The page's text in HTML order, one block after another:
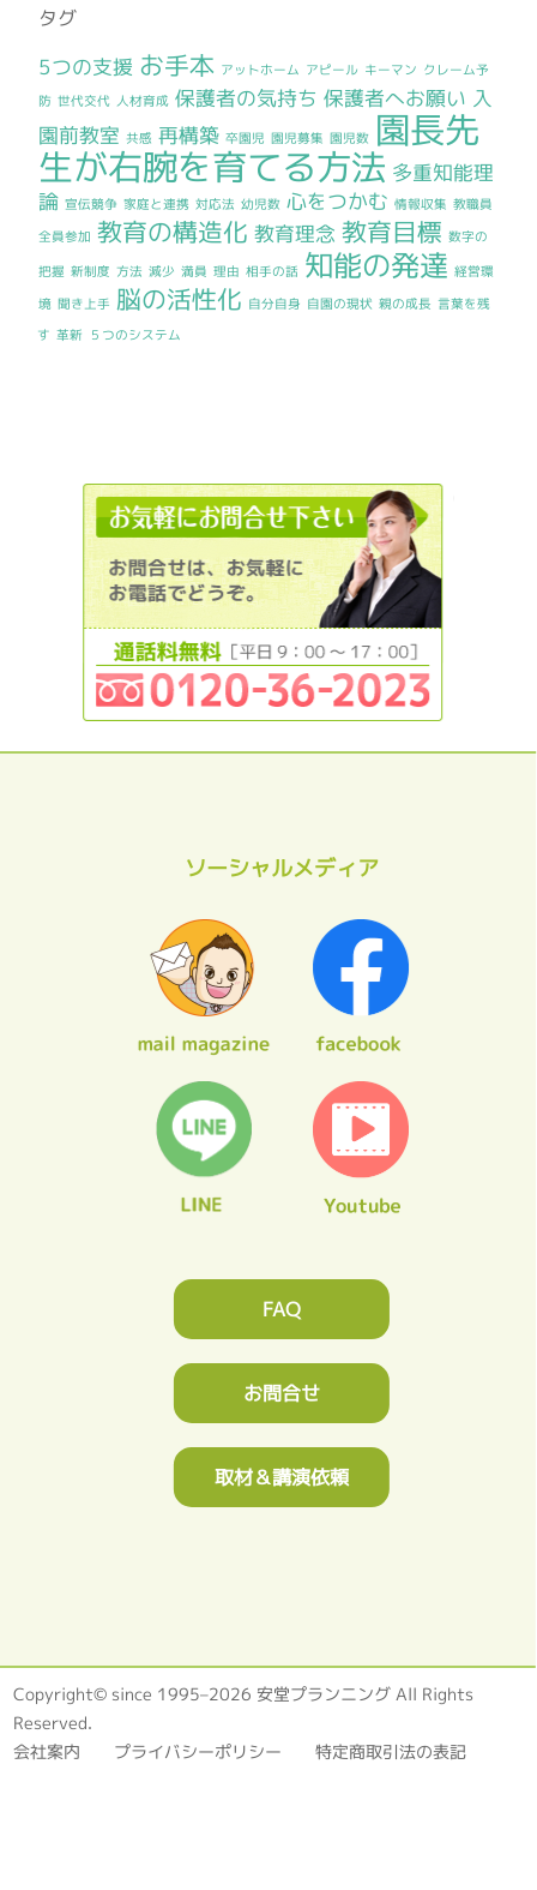
タグ
5つの支援 お手本 アットホーム アピール キーマン クレーム予
防 世代交代 人材育成 保護者の気持ち 保護者へお願い 入
園前教室 共感 再構築 卒園児 園児募集 園児数 園長先
生が右腕を育てる方法 多重知能理
論 宣伝競争 家庭と連携 対応法 幼児数 心をつかむ 情報収集 教職員
全員参加 教育の構造化 教育理念 教育目標 数字の
把握 新制度 方法 減少 満員 理由 相手の話 知能の発達 経営環
境 聞き上手 脳の活性化 自分自身 自園の現状 親の成長 言葉を残
す 革新 ５つのシステム
ソーシャルメディア
FAQ
お問合せ
取材＆講演依頼
Copyright© since 1995–2026 安堂プランニング All Rights
Reserved.
会社案内 プライバシーポリシー 特定商取引法の表記